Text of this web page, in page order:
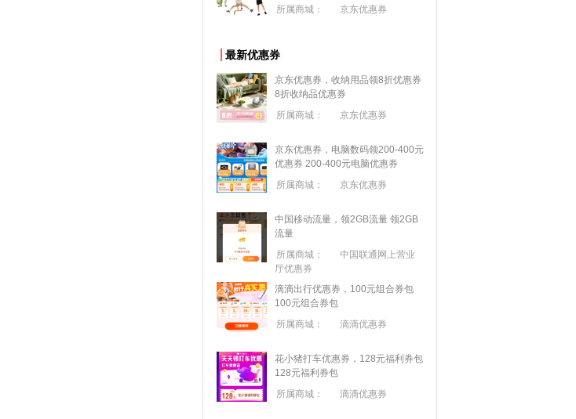
所属商城：
京东优惠券
最新优惠券
京东优惠券，收纳用品领8折优惠券
8折收纳品优惠券
所属商城：
京东优惠券
京东优惠券，电脑数码领200-400元
优惠券 200-400元电脑优惠券
所属商城：
京东优惠券
中国移动流量，领2GB流量 领2GB
流量
所属商城：
中国联通网上营业
厅优惠券
滴滴出行优惠券，100元组合券包
100元组合券包
所属商城：
滴滴优惠券
花小猪打车优惠券，128元福利券包
128元福利券包
所属商城：
滴滴优惠券